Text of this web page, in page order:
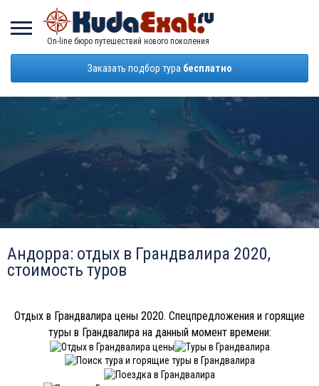
On-line бюро путешествий нового поколения
Заказать подбор тура бесплатно
Андорра: отдых в Грандвалира 2020,
стоимость туров
Отдых в Грандвалира цены 2020. Спецпредложения и горящие
туры в Грандвалира на данный момент времени: